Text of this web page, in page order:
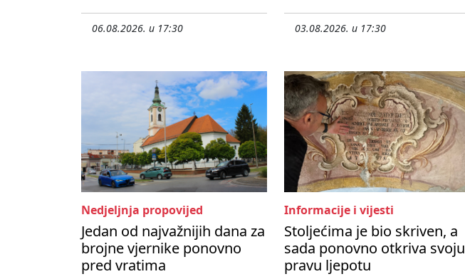
06.08.2026. u 17:30 03.08.2026. u 17:30
Nedjeljnja propovijed
Jedan od najvažnijih dana za
brojne vjernike ponovno
pred vratima
Informacije i vijesti
Stoljećima je bio skriven, a
sada ponovno otkriva svoju
pravu ljepotu